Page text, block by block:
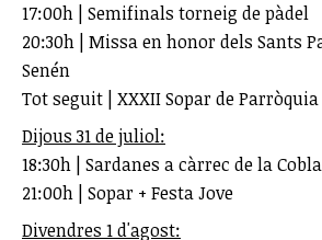
17:00h | Semifinals torneig de pàdel
20:30h | Missa en honor dels Sants
Senén
Tot seguit | XXXII Sopar de Parròquia
Dijous 31 de juliol:
18:30h | Sardanes a càrrec de la
21:00h | Sopar + Festa Jove
Divendres 1 d'agost: